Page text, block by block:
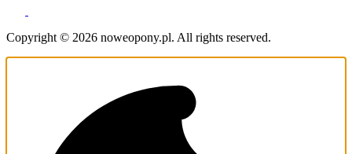
Copyright © 2026 noweopony.pl. All rights reserved.